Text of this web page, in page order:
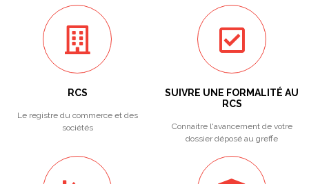
RCS
Le registre du commerce et des
sociétés
SUIVRE UNE FORMALITÉ AU
RCS
Connaitre l'avancement de votre
dossier déposé au greffe